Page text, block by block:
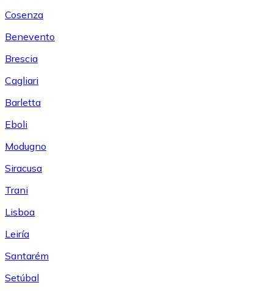
Cosenza
Benevento
Brescia
Cagliari
Barletta
Eboli
Modugno
Siracusa
Trani
Lisboa
Leiría
Santarém
Setúbal